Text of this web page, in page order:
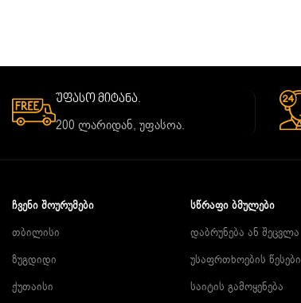
უფასო მიტანა.
200 ლარიდან, უფასოა.
ᲩᲕᲔᲜᲘ ᲨᲝᲣᲠᲣᲛᲔᲑᲘ
თბილისი
ზუგდიდი
ქუთაისი
ᲡᲬᲠᲐᲤᲘ ᲑᲛᲣᲚᲔᲑᲘ
დაბრუნება ან შეცვლა
უსაფრთხოების წესები
საიტის გამოყენება